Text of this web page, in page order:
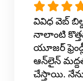
వివిధ వెబ్
నాలాంటి
యూజర్
ఆన్‌లైన్
చేస్తాయి. నేను